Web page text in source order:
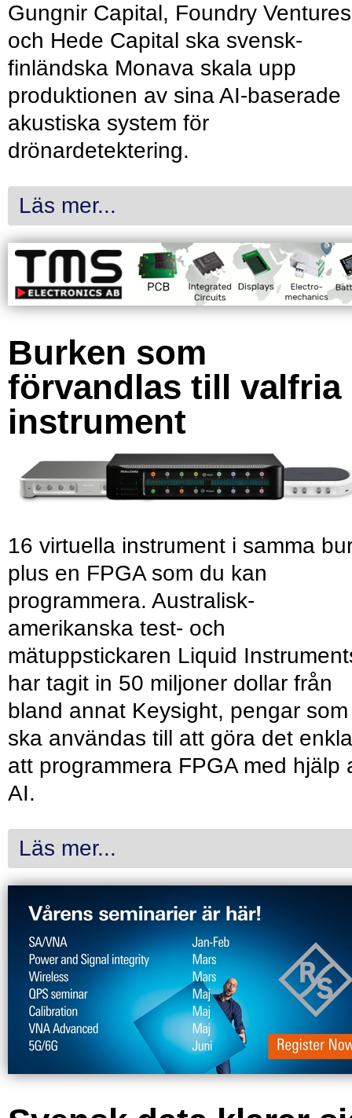
Gungnir Capital, Foundry Ventures
och Hede Capital ska svensk-
finländska Monava skala upp
produktionen av sina AI-baserade
akustiska system för
drönardetektering.
Läs mer...
Burken som
förvandlas till valfria
instrument
16 virtuella instrument i samma
plus en FPGA som du kan
programmera. Australisk-
amerikanska test- och
mätuppstickaren Liquid
har tagit in 50 miljoner dollar från
bland annat Keysight, pengar som
ska användas till att göra det
att programmera FPGA med hjälp
AI.
Läs mer...